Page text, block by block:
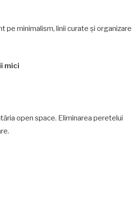
minimalism, linii curate și organizare
mici
open space. Eliminarea peretelui